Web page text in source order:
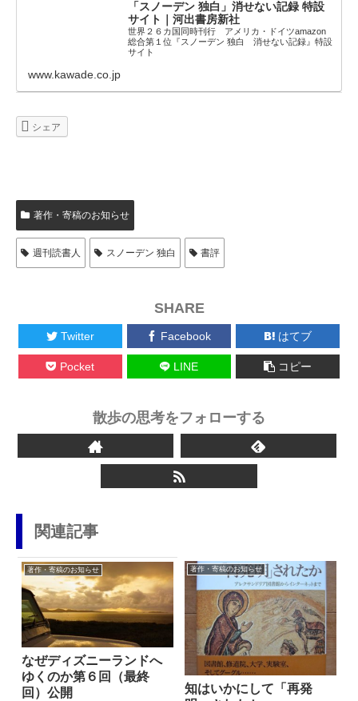
「スノーデン 独白」消せない記録 特設
サイト｜河出書房新社
世界２６カ国同時刊行 アメリカ・ドイツamazon
総合第１位『スノーデン 独白 消せない記録』特設
サイト
www.kawade.co.jp
シェア
著作・寄稿のお知らせ
週刊読書人 スノーデン 独白 書評
SHARE
Twitter Facebook はてブ
Pocket LINE コピー
散歩の思考をフォローする
関連記事
著作・寄稿のお知らせ
なぜディズニーランドへ
ゆくのか第６回（最終
回）公開
著作・寄稿のお知らせ
知はいかにして「再発